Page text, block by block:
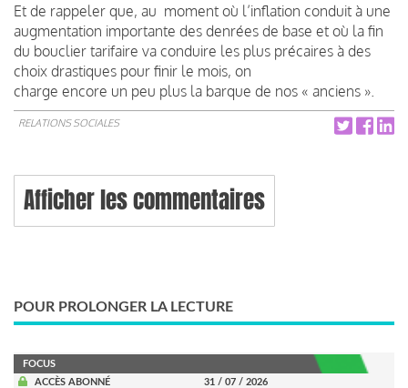
Et de rappeler que, au moment où l’inflation conduit à une
augmentation importante des denrées de base et où la fin
du bouclier tarifaire va conduire les plus précaires à des
choix drastiques pour finir le mois, on
charge encore un peu plus la barque de nos « anciens ».
RELATIONS SOCIALES
Afficher les commentaires
POUR PROLONGER LA LECTURE
FOCUS
ACCÈS ABONNÉ
31 / 07 / 2026